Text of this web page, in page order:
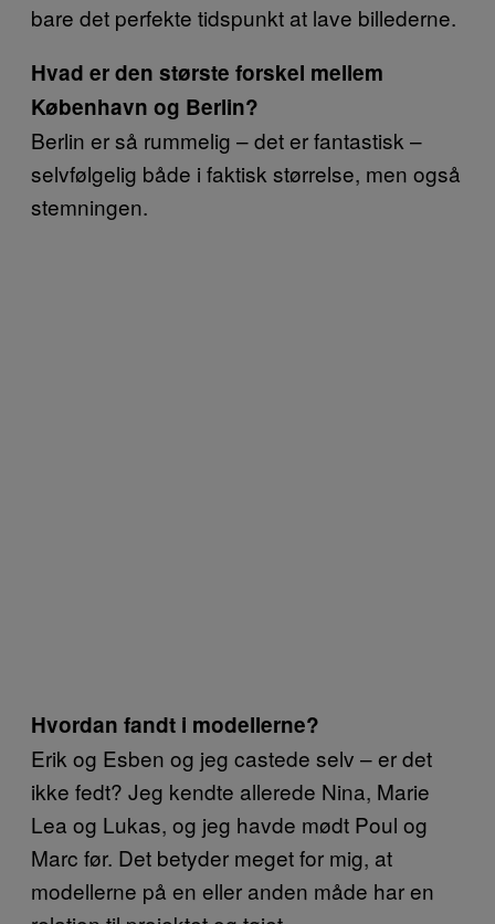
bare det perfekte tidspunkt at lave billederne.
Hvad er den største forskel mellem
København og Berlin?
Berlin er så rummelig – det er fantastisk –
selvfølgelig både i faktisk størrelse, men også
stemningen.
Hvordan fandt i modellerne?
Erik og Esben og jeg castede selv – er det
ikke fedt? Jeg kendte allerede Nina, Marie
Lea og Lukas, og jeg havde mødt Poul og
Marc før. Det betyder meget for mig, at
modellerne på en eller anden måde har en